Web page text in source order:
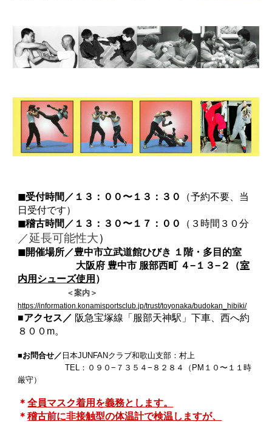
◼︎受付時間／１３：００〜１３：３０
（予約不要、当
日受付です）
◼︎稽古時間／１３：３０〜１７：００
（３時間３０分
／延長可能性大）
◼︎開催場所／豊中市立武道館ひびき １階・多目的室
大阪府 豊中市 服部西町 ４−１３−２（室
内用シューズ使用 ）
＜案内＞
https://information.konamisportsclub.jp/trust/toyonaka/budokan_hibiki/
■アクセス／ 阪急宝塚線「服部天神駅」下車、西へ約
８００m。
■お問合せ／ 日本JUNFANクラブ和歌山支部：村上
TEL：０９０−７３５４−８２８４（PM１０〜１１時
厳守）
＊全員マスク着用を義務とします。
＊稽古前に非接触型の体温計で検温しますが、